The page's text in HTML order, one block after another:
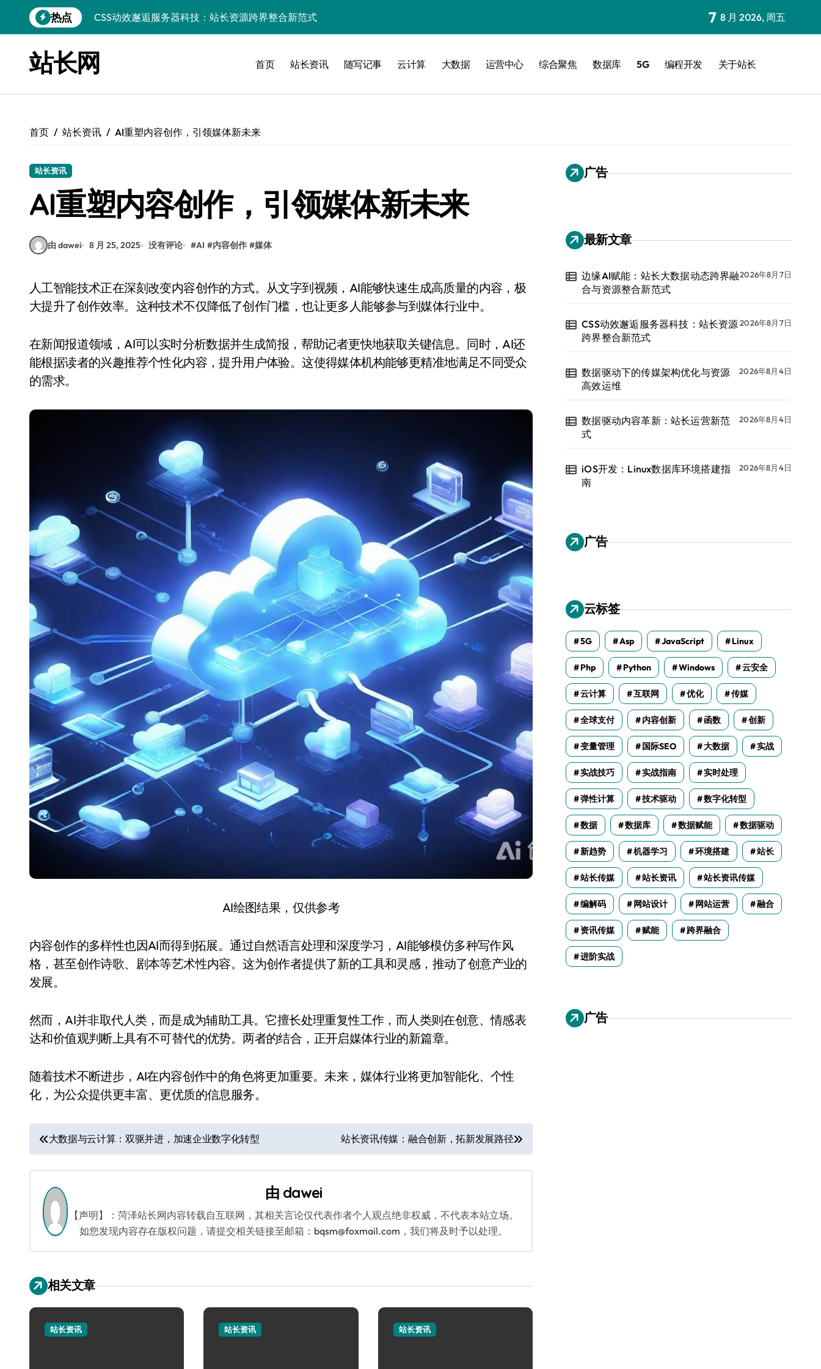
到
热点
数据驱动下的传媒架构优化与资源高效运维
iOS开发：Linux数据库环境搭建指南
数据驱动传媒革新：技术视角下的资讯新洞察
数据驱动传媒革新：站长五大核心策略
数据驱动内容增长：站长运营新策略
边缘AI赋能：站长大数据动态跨界融合与资源整合新范式
7 8 月 2026, 周五
站长网 首页 站长资讯 随写记事 云计算 大数据 运营中心 综合聚焦 数据库 5G 编程开发 关于站长
首页 站长资讯 AI重塑内容创作，引领媒体新未来
站长资讯
AI重塑内容创作，引领媒体新未来
由 dawei 8 月 25, 2025 没有评论 #AI #内容创作 #媒体
人工智能技术正在深刻改变内容创作的方式。从文字到视频，AI能够快速生成高质量的内容，极
大提升了创作效率。这种技术不仅降低了创作门槛，也让更多人能够参与到媒体行业中。
在新闻报道领域，AI可以实时分析数据并生成简报，帮助记者更快地获取关键信息。同时，AI还
能根据读者的兴趣推荐个性化内容，提升用户体验。这使得媒体机构能够更精准地满足不同受众
的需求。
AI绘图结果，仅供参考
内容创作的多样性也因AI而得到拓展。通过自然语言处理和深度学习，AI能够模仿多种写作风
格，甚至创作诗歌、剧本等艺术性内容。这为创作者提供了新的工具和灵感，推动了创意产业的
发展。
然而，AI并非取代人类，而是成为辅助工具。它擅长处理重复性工作，而人类则在创意、情感表
达和价值观判断上具有不可替代的优势。两者的结合，正开启媒体行业的新篇章。
随着技术不断进步，AI在内容创作中的角色将更加重要。未来，媒体行业将更加智能化、个性
化，为公众提供更丰富、更优质的信息服务。
文
章
导
航
大数据与云计算：双驱并进，加速企业数字化转型 站长资讯传媒：融合创新，拓新发展路径
由 dawei
【声明】：菏泽站长网内容转载自互联网，其相关言论仅代表作者个人观点绝非权威，不代表本站立场。
如您发现内容存在版权问题，请提交相关链接至邮箱：bqsm@foxmail.com，我们将及时予以处理。
相关文章
站长资讯 站长资讯 站长资讯
广告
最新文章
边缘AI赋能：站长大数据动态跨界融
合与资源整合新范式
2026年8月7日
CSS动效邂逅服务器科技：站长资源
跨界整合新范式
2026年8月7日
数据驱动下的传媒架构优化与资源
高效运维
2026年8月4日
数据驱动内容革新：站长运营新范
式
2026年8月4日
iOS开发：Linux数据库环境搭建指
南
2026年8月4日
广告
云标签
5G Asp JavaScript Linux
Php Python Windows 云安全
云计算 互联网 优化 传媒
全球支付 内容创新 函数 创新
变量管理 国际SEO 大数据 实战
实战技巧 实战指南 实时处理
弹性计算 技术驱动 数字化转型
数据 数据库 数据赋能 数据驱动
新趋势 机器学习 环境搭建 站长
站长传媒 站长资讯 站长资讯传媒
编解码 网站设计 网站运营 融合
资讯传媒 赋能 跨界融合
进阶实战
广告